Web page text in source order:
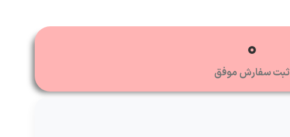
0
ثبت سفارش موفق